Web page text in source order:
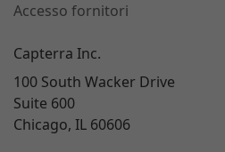
Accesso fornitori
Capterra Inc.
100 South Wacker Drive
Suite 600
Chicago, IL 60606